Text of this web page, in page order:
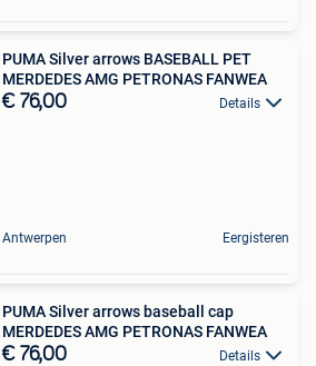
PUMA Silver arrows BASEBALL PET
MERDEDES AMG PETRONAS FANWEA
€ 76,00 Details
Antwerpen Eergisteren
PUMA Silver arrows baseball cap
MERDEDES AMG PETRONAS FANWEA
€ 76,00 Details